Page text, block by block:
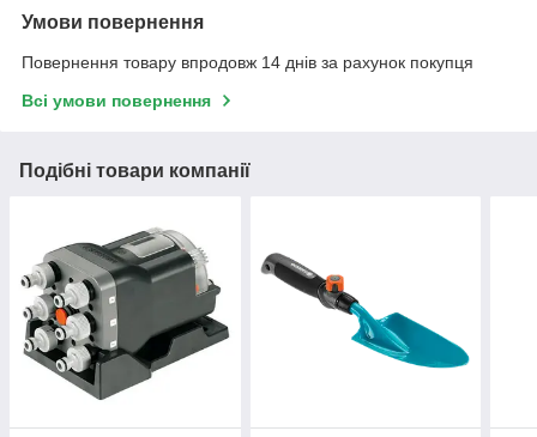
Умови повернення
Повернення товару впродовж 14 днів за рахунок покупця
Всі умови повернення
Подібні товари компанії